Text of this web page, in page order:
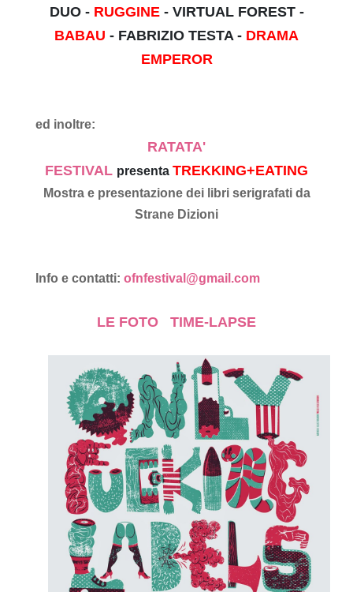
DUO - RUGGINE- VIRTUAL FOREST -
BABAU - FABRIZIO TESTA - DRAMA
EMPEROR
ed inoltre:
RATATA'
FESTIVAL presenta TREKKING+EATING
Mostra e presentazione dei libri serigrafati da
Strane Dizioni
Info e contatti: ofnfestival@gmail.com
LE FOTO TIME-LAPSE